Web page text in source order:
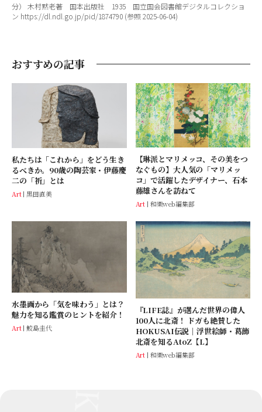
分） 木村黙老著 国本出版社 1935 国立国会図書館デジタルコレクショ
ン https://dl.ndl.go.jp/pid/1874790 (参照 2025-06-04)
おすすめの記事
私たちは「これから」をどう生き
るべきか。90歳の陶芸家・伊藤慶
二の「祈」とは
Art 黒田直美
【琳派とマリメッコ、その美をつ
なぐもの】大人気の「マリメッ
コ」で活躍したデザイナー、石本
藤雄さんを訪ねて
Art 和樂web編集部
水墨画から「気を味わう」とは？
魅力を知る鑑賞のヒントを紹介！
Art 鮫島圭代
『LIFE誌』が選んだ世界の偉人
100人に北斎！ ドガも絶賛した
HOKUSAI伝説│浮世絵師・葛飾
北斎を知るAtoZ【L】
Art 和樂web編集部